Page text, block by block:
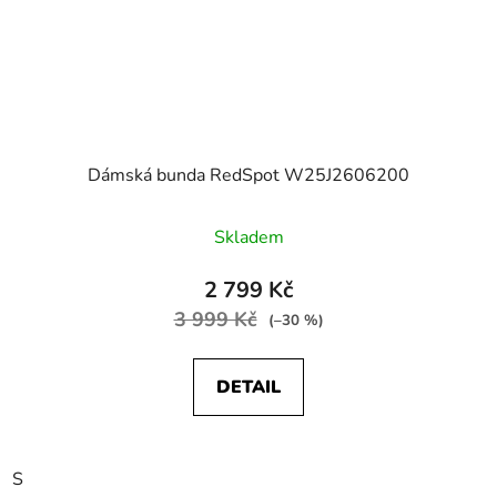
Dámská bunda RedSpot W25J2606200
Skladem
2 799 Kč
3 999 Kč (–30 %)
DETAIL
S